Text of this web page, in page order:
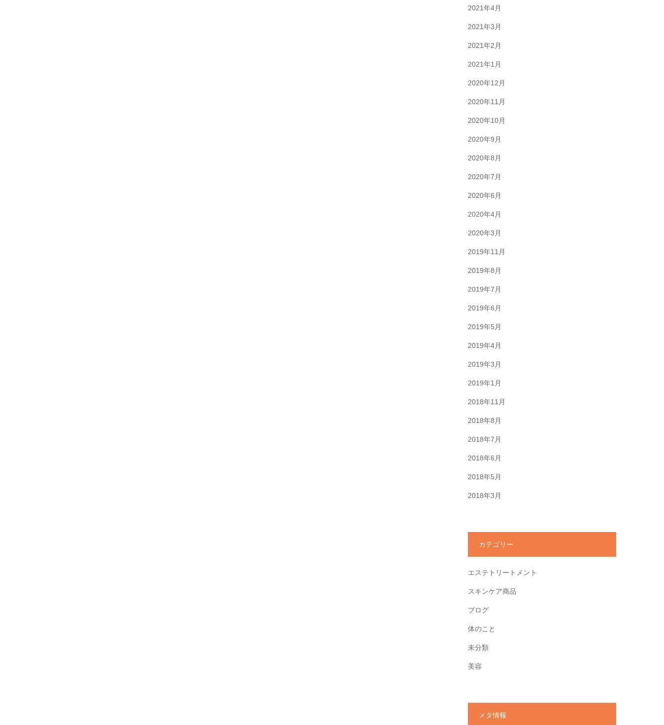
2021年4月
2021年3月
2021年2月
2021年1月
2020年12月
2020年11月
2020年10月
2020年9月
2020年8月
2020年7月
2020年6月
2020年4月
2020年3月
2019年11月
2019年8月
2019年7月
2019年6月
2019年5月
2019年4月
2019年3月
2019年1月
2018年11月
2018年8月
2018年7月
2018年6月
2018年5月
2018年3月
カテゴリー
エステトリートメント
スキンケア商品
ブログ
体のこと
未分類
美容
メタ情報